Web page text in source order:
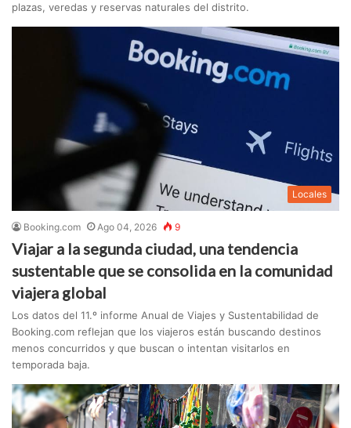
plazas, veredas y reservas naturales del distrito.
Locales
Booking.com Ago 04, 2026 9
Viajar a la segunda ciudad, una tendencia
sustentable que se consolida en la comunidad
viajera global
Los datos del 11.º informe Anual de Viajes y Sustentabilidad de
Booking.com reflejan que los viajeros están buscando destinos
menos concurridos y que buscan o intentan visitarlos en
temporada baja.